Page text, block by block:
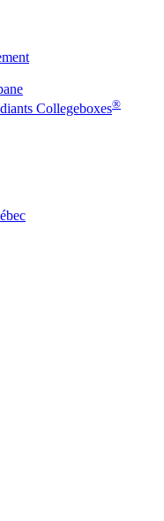
Collegeboxes®